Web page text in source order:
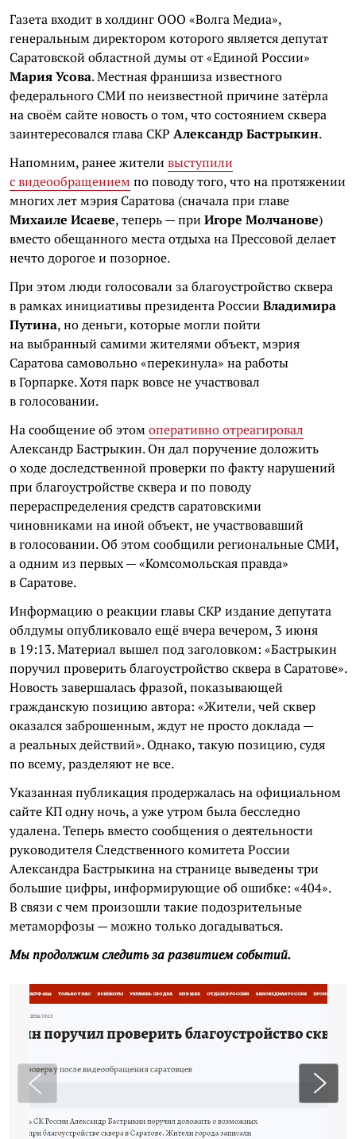
Газета входит в холдинг ООО «Волга Медиа»,
генеральным директором которого является депутат
Саратовской областной думы от «Единой России»
Мария Усова. Местная франшиза известного
федерального СМИ по неизвестной причине затёрла
на своём сайте новость о том, что состоянием сквера
заинтересовался глава СКР Александр Бастрыкин.
Напомним, ранее жители выступили
с видеообращениемпо поводу того, что на протяжении
многих лет мэрия Саратова (сначала при главе
Михаиле Исаеве, теперь — при Игоре Молчанове)
вместо обещанного места отдыха на Прессовой делает
нечто дорогое и позорное.
При этом люди голосовали за благоустройство сквера
в рамках инициативы президента России Владимира
Путина, но деньги, которые могли пойти
на выбранный самими жителями объект, мэрия
Саратова самовольно «перекинула» на работы
в Горпарке. Хотя парк вовсе не участвовал
в голосовании.
На сообщение об этомоперативно отреагировал
Александр Бастрыкин. Он дал поручение доложить
о ходе доследственной проверки по факту нарушений
при благоустройстве сквера и по поводу
перераспределения средств саратовскими
чиновниками на иной объект, не участвовавший
в голосовании. Об этом сообщили региональные СМИ,
а одним из первых — «Комсомольская правда»
в Саратове.
Информацию о реакции главы СКР издание депутата
облдумы опубликовало ещё вчера вечером, 3 июня
в 19:13. Материал вышел под заголовком: «Бастрыкин
поручил проверить благоустройство сквера в Саратове».
Новость завершалась фразой, показывающей
гражданскую позицию автора: «Жители, чей сквер
оказался заброшенным, ждут не просто доклада —
а реальных действий». Однако, такую позицию, судя
по всему, разделяют не все.
Указанная публикация продержалась на официальном
сайте КП одну ночь, а уже утром была бесследно
удалена. Теперь вместо сообщения о деятельности
руководителя Следственного комитета России
Александра Бастрыкина на странице выведены три
большие цифры, информирующие об ошибке: «404».
В связи с чем произошли такие подозрительные
метаморфозы — можно только догадываться.
Мы продолжим следить за развитием событий.